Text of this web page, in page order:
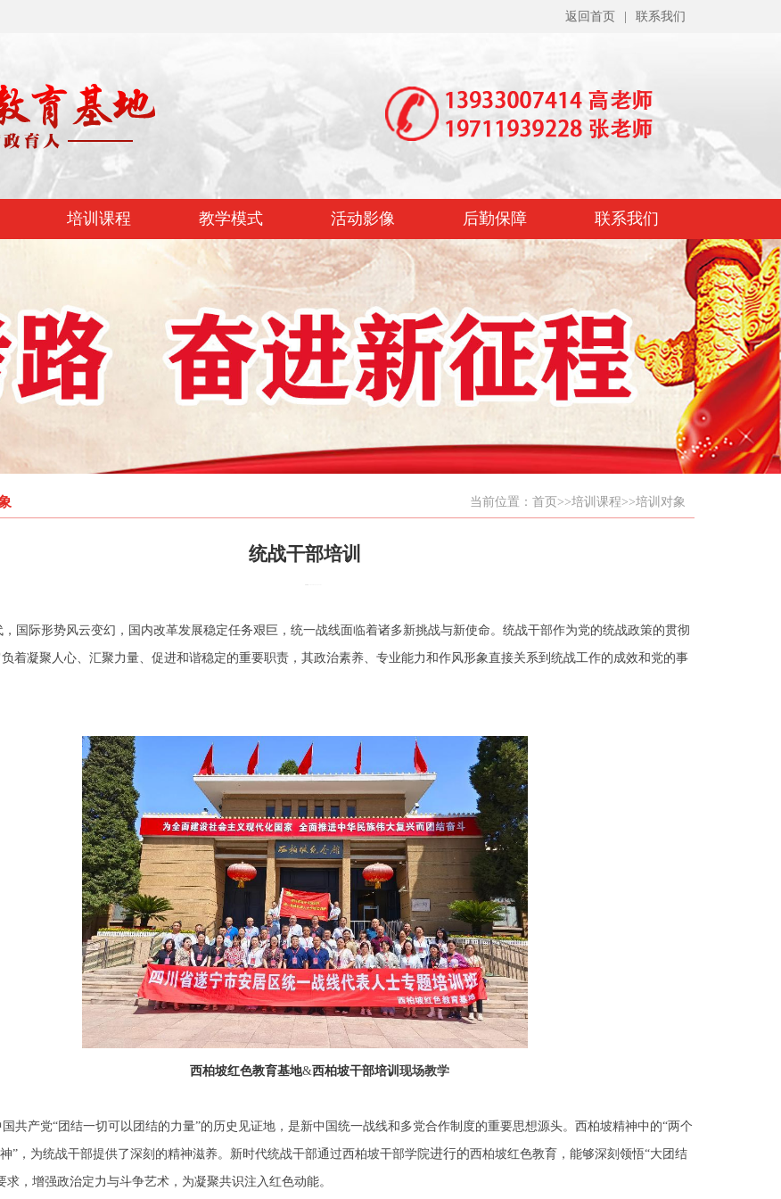
返回首页 联系我们
培训课程 教学模式 活动影像 后勤保障 联系我们
当前位置： 首页>>培训课程>>培训对象
统战干部培训
，国际形势风云变幻，国内改革发展稳定任务艰巨，统一战线面临着诸多新挑战与新使命。统战干部作为党的统战政策的贯彻
着凝聚人心、汇聚力量、促进和谐稳定的重要职责，其政治素养、专业能力和作风形象直接关系到统战工作的成效和党的事
西柏坡红色教育基地&西柏坡干部培训 现场教学
共产党“团结一切可以团结的力量”的历史见证地，是新中国统一战线和多党合作制度的重要思想源头。西柏坡精神中的“两个
”，为统战干部提供了深刻的精神滋养。新时代统战干部通过西柏坡干部学院进行的西柏坡红色教育，能够深刻领悟“大团结
求，增强政治定力与斗争艺术，为凝聚共识注入红色动能。